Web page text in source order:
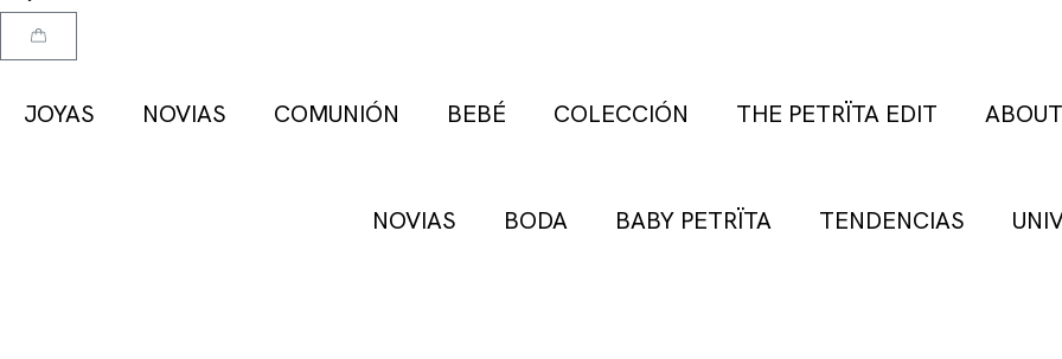
JOYAS NOVIAS COMUNIÓN BEBÉ COLECCIÓN THE PETRÏTA EDIT ABOUT
NOVIAS BODA BABY PETRÏTA TENDENCIAS